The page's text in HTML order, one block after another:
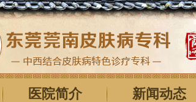
医院简介 新闻动态